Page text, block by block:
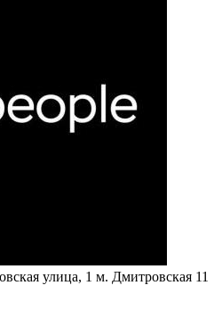
улица, 1 м. Дмитровская 11